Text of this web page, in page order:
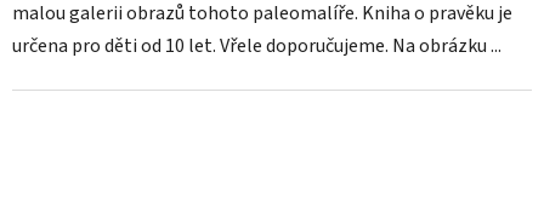
malou galerii obrazů tohoto paleomalíře. Kniha o pravěku je
určena pro děti od 10 let. Vřele doporučujeme. Na obrázku ...